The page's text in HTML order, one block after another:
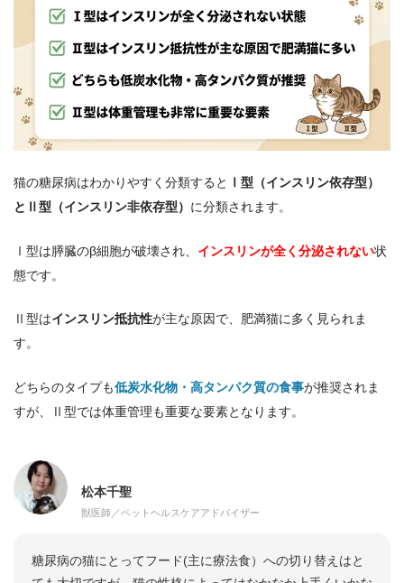
猫の糖尿病はわかりやすく分類すると Ⅰ型（インスリン依存型）
とⅡ型（インスリン非依存型） に分類されます。
Ⅰ型は膵臓のβ細胞が破壊され、 インスリンが全く分泌されない状
態です。
Ⅱ型はインスリン抵抗性が主な原因で、肥満猫に多く見られま
す。
どちらのタイプも低炭水化物・高タンパク質の食事が推奨されま
すが、Ⅱ型では体重管理も重要な要素となります。
松本千聖
獣医師／ペットヘルスケアアドバイザー
糖尿病の猫にとってフード(主に療法食）への切り替えはと